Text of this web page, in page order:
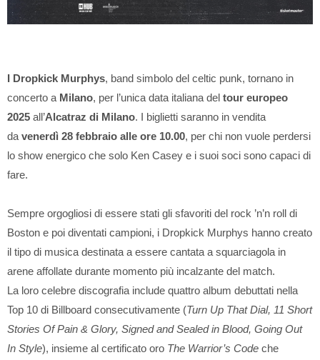
I Dropkick Murphys, band simbolo del celtic punk, tornano in
concerto a Milano, per l’unica data italiana del tour europeo
2025 all’Alcatraz di Milano. I biglietti saranno in vendita
da venerdì 28 febbraio alle ore 10.00, per chi non vuole perdersi
lo show energico che solo Ken Casey e i suoi soci sono capaci di
fare.
Sempre orgogliosi di essere stati gli sfavoriti del rock ’n’n roll di
Boston e poi diventati campioni, i Dropkick Murphys hanno creato
il tipo di musica destinata a essere cantata a squarciagola in
arene affollate durante momento più incalzante del match.
La loro celebre discografia include quattro album debuttati nella
Top 10 di Billboard consecutivamente (Turn Up That Dial, 11 Short
Stories Of Pain & Glory, Signed and Sealed in Blood, Going Out
In Style), insieme al certificato oro The Warrior’s Code che